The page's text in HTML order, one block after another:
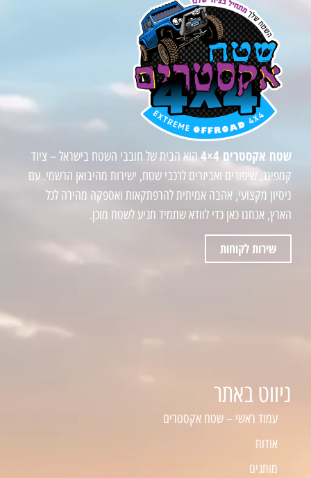
שטח אקסטרים 4×4
הוא הבית של חובבי השטח בישראל – ציוד
קמפינג, שיפורים ואביזרים לרכבי שטח, ישירות מהיבואן הרשמי. עם
ניסיון מקצועי, אהבה אמיתית להרפתקאות ואספקה מהירה לכל
הארץ, אנחנו כאן כדי לוודא שתמיד תגיע לשטח מוכן.
שירות לקוחות
ניווט באתר
עמוד ראשי – שטח אקסטרים
אודות
מותגים